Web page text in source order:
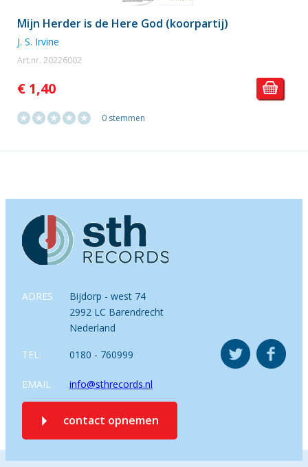
Mijn Herder is de Here God (koorpartij)
J. S. Irvine
Art.nr. 20226002
€ 1,40
0 stemmen
ADRES
Bijdorp - west 74
2992 LC Barendrecht
Nederland
TEL. 0180 - 760999
EMAIL info@sthrecords.nl
contact opnemen